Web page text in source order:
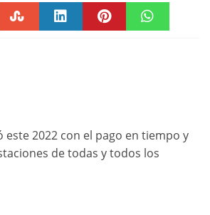
este 2022 con el pago en tiempo y
de todas y todos los